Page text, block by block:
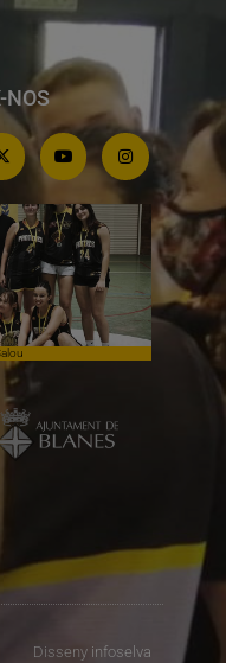
NOS
Disseny infoselva